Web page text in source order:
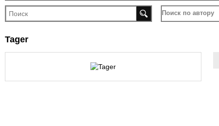
Поиск по автору
Tager